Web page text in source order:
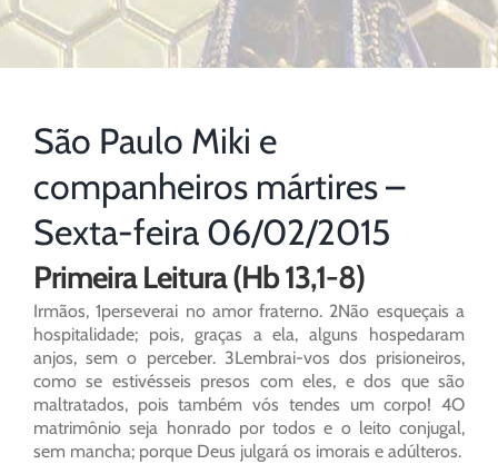
São Paulo Miki e
companheiros mártires –
Sexta-feira 06/02/2015
Primeira Leitura (Hb 13,1-8)
Irmãos, 1perseverai no amor fraterno. 2Não esqueçais a
hospitalidade; pois, graças a ela, alguns hospedaram
anjos, sem o perceber. 3Lembrai-vos dos prisioneiros,
como se estivésseis presos com eles, e dos que são
maltratados, pois também vós tendes um corpo! 4O
matrimônio seja honrado por todos e o leito conjugal,
sem mancha; porque Deus julgará os imorais e adúlteros.